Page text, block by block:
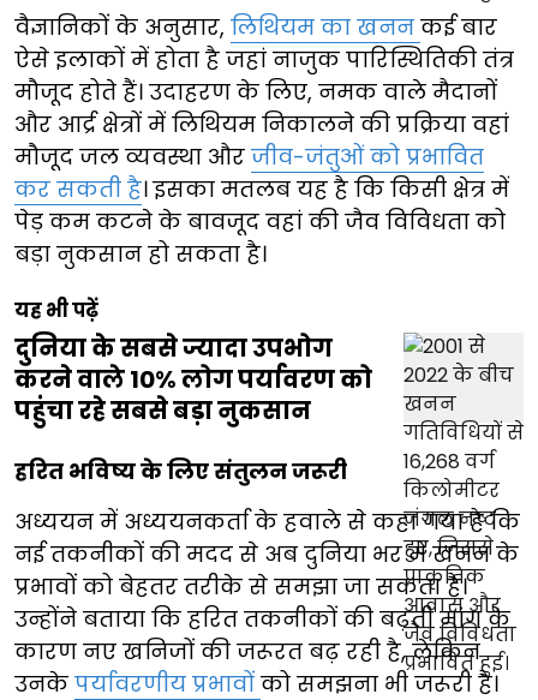
वैज्ञानिकों के अनुसार, लिथियम का खनन कई बार
ऐसे इलाकों में होता है जहां नाजुक पारिस्थितिकी तंत्र
मौजूद होते हैं। उदाहरण के लिए, नमक वाले मैदानों
और आर्द्र क्षेत्रों में लिथियम निकालने की प्रक्रिया वहां
मौजूद जल व्यवस्था और जीव-जंतुओं को प्रभावित
कर सकती है। इसका मतलब यह है कि किसी क्षेत्र में
पेड़ कम कटने के बावजूद वहां की जैव विविधता को
बड़ा नुकसान हो सकता है।
यह भी पढ़ें
दुनिया के सबसे ज्यादा उपभोग
करने वाले 10% लोग पर्यावरण को
पहुंचा रहे सबसे बड़ा नुकसान
हरित भविष्य के लिए संतुलन जरूरी
अध्ययन में अध्ययनकर्ता के हवाले से कहा गया है कि
नई तकनीकों की मदद से अब दुनिया भर में खनन के
प्रभावों को बेहतर तरीके से समझा जा सकता है।
उन्होंने बताया कि हरित तकनीकों की बढ़ती मांग के
कारण नए खनिजों की जरूरत बढ़ रही है, लेकिन
उनके पर्यावरणीय प्रभावों को समझना भी जरूरी है।